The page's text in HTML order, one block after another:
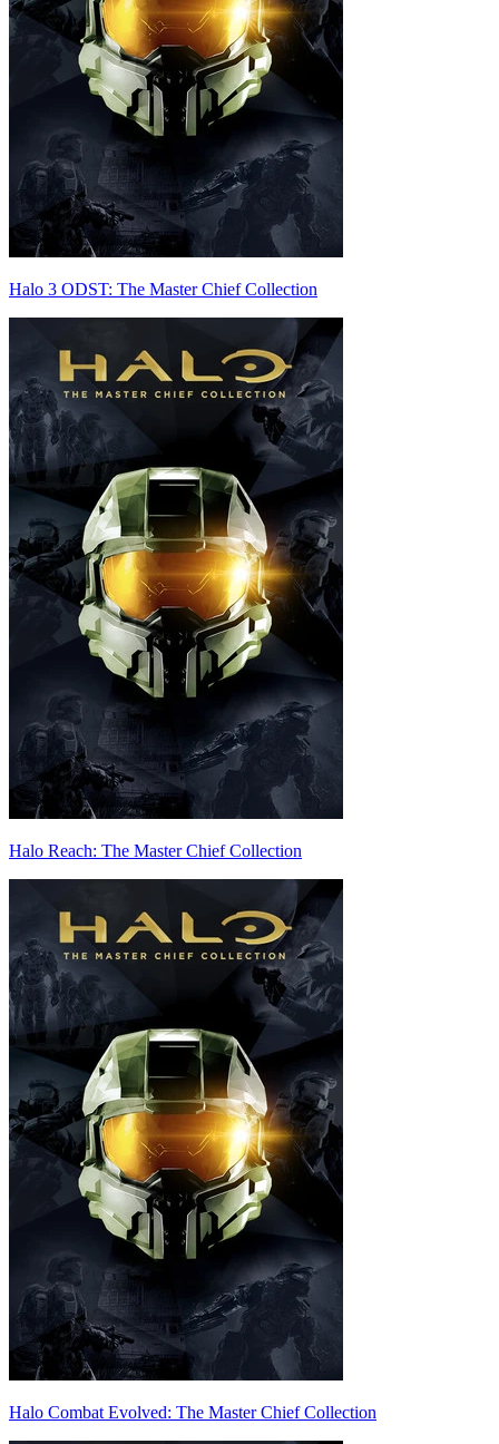
Halo 3 ODST: The Master Chief Collection
Halo Reach: The Master Chief Collection
Halo Combat Evolved: The Master Chief Collection